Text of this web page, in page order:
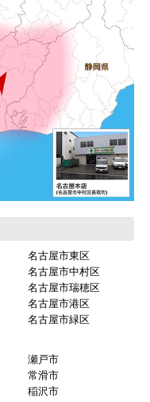
名古屋市東区
名古屋市中村区
名古屋市瑞穂区
名古屋市港区
名古屋市緑区
瀬戸市
常滑市
稲沢市